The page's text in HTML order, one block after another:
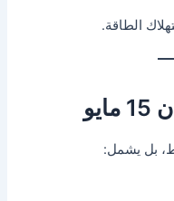
الطاقة.
بل يشمل: